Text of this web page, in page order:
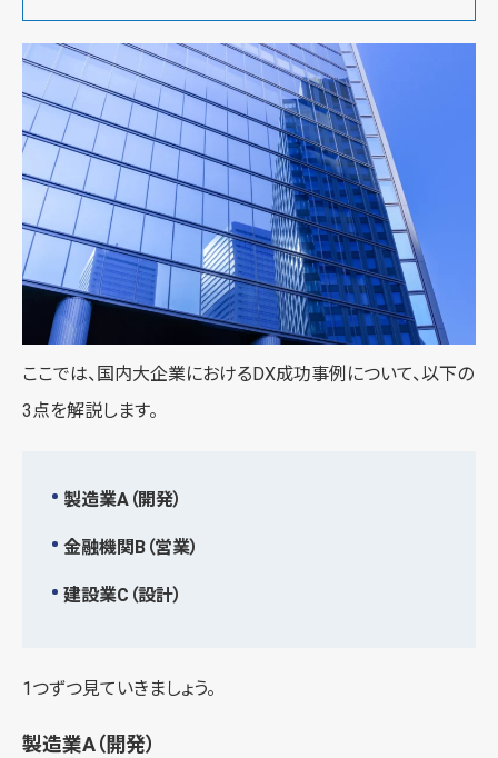
ここでは、国内大企業におけるDX成功事例について、以下の
3点を解説します。
製造業A（開発）
金融機関B（営業）
建設業C（設計）
1つずつ見ていきましょう。
製造業A（開発）